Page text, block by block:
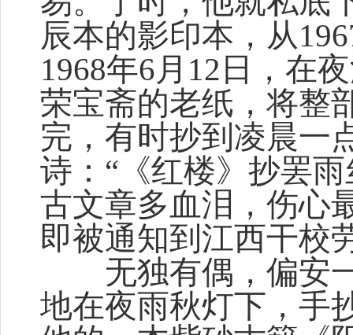
辰本的影印本，从
1968年6月12日，在
荣宝斋的老纸，将整
完，有时抄到凌晨一
诗：“《红楼》抄罢
古文章多血泪，伤心
即被通知到江西干校
无独有偶，偏安一
地在夜雨秋灯下，手